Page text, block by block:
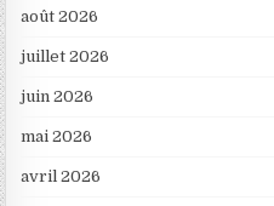
août 2026
juillet 2026
juin 2026
mai 2026
avril 2026